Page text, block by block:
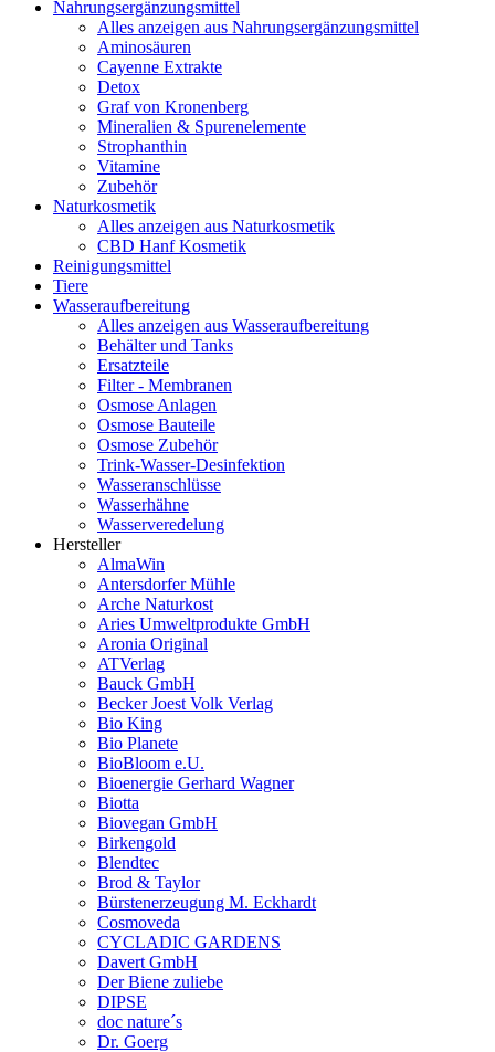
Nahrungsergänzungsmittel
Alles anzeigen aus Nahrungsergänzungsmittel
Aminosäuren
Cayenne Extrakte
Detox
Graf von Kronenberg
Mineralien & Spurenelemente
Strophanthin
Vitamine
Zubehör
Naturkosmetik
Alles anzeigen aus Naturkosmetik
CBD Hanf Kosmetik
Reinigungsmittel
Tiere
Wasseraufbereitung
Alles anzeigen aus Wasseraufbereitung
Behälter und Tanks
Ersatzteile
Filter - Membranen
Osmose Anlagen
Osmose Bauteile
Osmose Zubehör
Trink-Wasser-Desinfektion
Wasseranschlüsse
Wasserhähne
Wasserveredelung
Hersteller
AlmaWin
Antersdorfer Mühle
Arche Naturkost
Aries Umweltprodukte GmbH
Aronia Original
ATVerlag
Bauck GmbH
Becker Joest Volk Verlag
Bio King
Bio Planete
BioBloom e.U.
Bioenergie Gerhard Wagner
Biotta
Biovegan GmbH
Birkengold
Blendtec
Brod & Taylor
Bürstenerzeugung M. Eckhardt
Cosmoveda
CYCLADIC GARDENS
Davert GmbH
Der Biene zuliebe
DIPSE
doc nature´s
Dr. Goerg